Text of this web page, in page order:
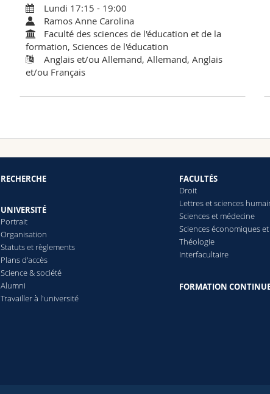
Lundi 17:15 - 19:00
Ramos Anne Carolina
Faculté des sciences de l'éducation et de la
formation, Sciences de l'éducation
Anglais et/ou Allemand, Allemand, Anglais
et/ou Français
RECHERCHE
UNIVERSITÉ
Portrait
Organisation
Statuts et règlements
Plans d'accès
Science & société
Alumni
Travailler à l'université
FACULTÉS
Droit
Lettres et sciences
Sciences et médecine
Sciences économiques
Théologie
Interfacultaire
FORMATION